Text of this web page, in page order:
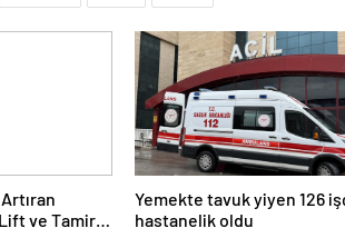
ve Tamirci
Yemekte tavuk yiyen 126
hastanelik oldu